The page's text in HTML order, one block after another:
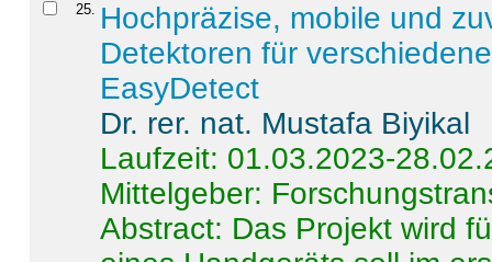
25. Hochpräzise, mobile und
Detektoren für
EasyDetect
Dr. rer. nat. Mustafa Biyikal
Laufzeit: 01.03.2023-
Mittelgeber:
Abstract: Das Projekt wird